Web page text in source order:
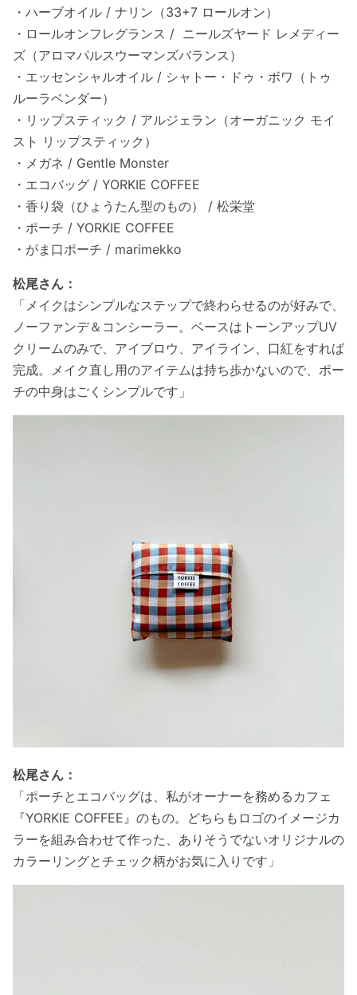
・ハーブオイル / ナリン（33+7 ロールオン）
・ロールオンフレグランス / ニールズヤード レメディー
ズ（アロマパルスウーマンズバランス）
・エッセンシャルオイル / シャトー・ドゥ・ボワ（トゥ
ルーラベンダー）
・リップスティック / アルジェラン（オーガニック モイ
スト リップスティック）
・メガネ / Gentle Monster
・エコバッグ / YORKIE COFFEE
・香り袋（ひょうたん型のもの） / 松栄堂
・ポーチ / YORKIE COFFEE
・がま口ポーチ / marimekko
松尾さん：
「メイクはシンプルなステップで終わらせるのが好みで、
ノーファンデ＆コンシーラー。ベースはトーンアップUV
クリームのみで、アイブロウ、アイライン、口紅をすれば
完成。メイク直し用のアイテムは持ち歩かないので、ポー
チの中身はごくシンプルです」
松尾さん：
「ポーチとエコバッグは、私がオーナーを務めるカフェ
『YORKIE COFFEE』のもの。どちらもロゴのイメージカ
ラーを組み合わせて作った、ありそうでないオリジナルの
カラーリングとチェック柄がお気に入りです」